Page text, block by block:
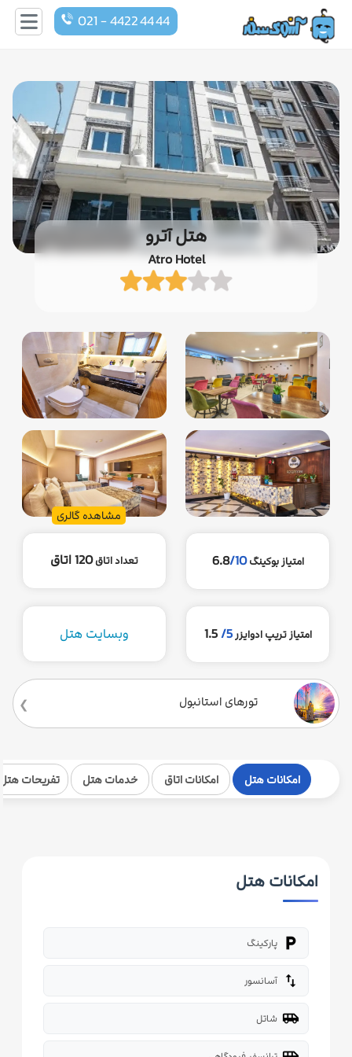
021 - 4422 44 44
هتل آترو
Atro Hotel
مشاهده گالری
امتیاز بوکینگ 6.8/10 تعداد اتاق120 اتاق
امتیاز تریپ ادوایزر5/
1.5 وبسایت هتل
تورهای استانبول
امکانات هتل امکانات اتاق خدمات هتل تفریحات
امکانات هتل
local_parking پارکینگ
import_export آسانسور
airport_shuttle شاتل